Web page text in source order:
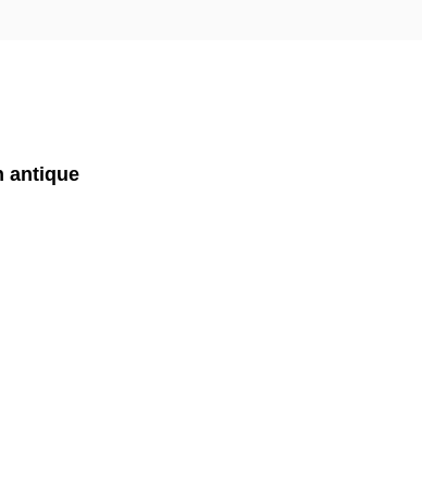
antique